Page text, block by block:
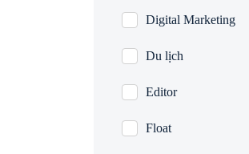
Digital Marketing
Du lịch
Editor
Float